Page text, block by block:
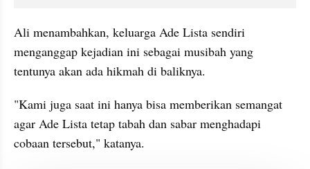
Ali menambahkan, keluarga Ade Lista sendiri
menganggap kejadian ini sebagai musibah yang
tentunya akan ada hikmah di baliknya.
"Kami juga saat ini hanya bisa memberikan semangat
agar Ade Lista tetap tabah dan sabar menghadapi
cobaan tersebut," katanya.